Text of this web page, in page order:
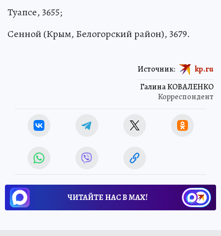
Туапсе, 3655;
Сенной (Крым, Белогорский район), 3679.
Галина КОВАЛЕНКО
Корреспондент
Источник: kp.ru
ЧИТАЙТЕ НАС В МАХ!